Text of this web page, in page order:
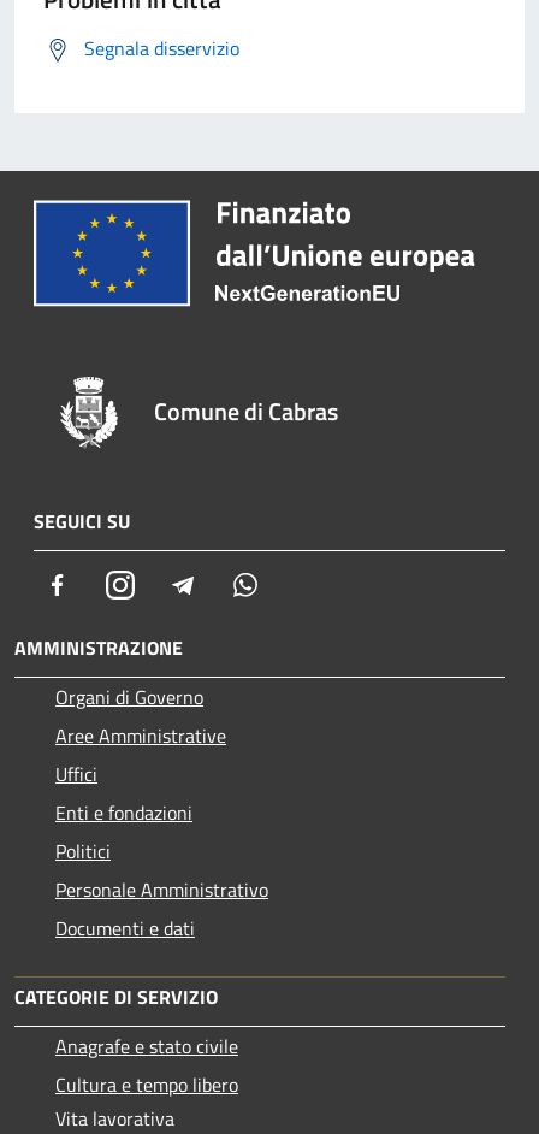
Segnala disservizio
Comune di Cabras
SEGUICI SU
FacebookInstagram Telegram
AMMINISTRAZIONE
Organi di Governo
Aree Amministrative
Uffici
Enti e fondazioni
Politici
Personale Amministrativo
Documenti e dati
CATEGORIE DI SERVIZIO
Anagrafe e stato civile
Cultura e tempo libero
Vita lavorativa